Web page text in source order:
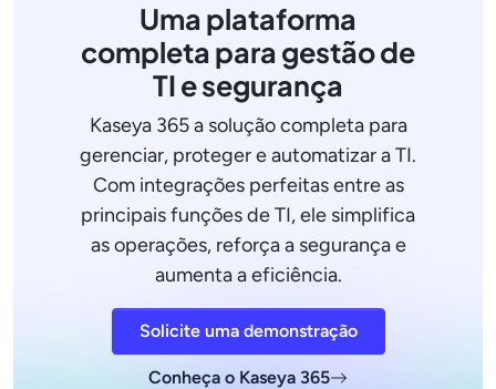
Uma plataforma
completa para gestão de
TI e segurança
Kaseya 365 a solução completa para
gerenciar, proteger e automatizar a TI.
Com integrações perfeitas entre as
principais funções de TI, ele simplifica
as operações, reforça a segurança e
aumenta a eficiência.
Solicite uma demonstração
Conheça o Kaseya 365